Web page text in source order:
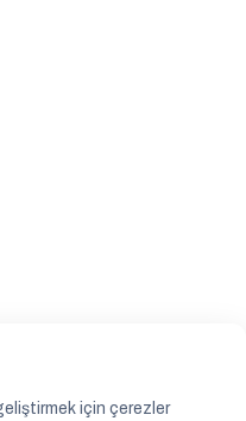
için çerezler